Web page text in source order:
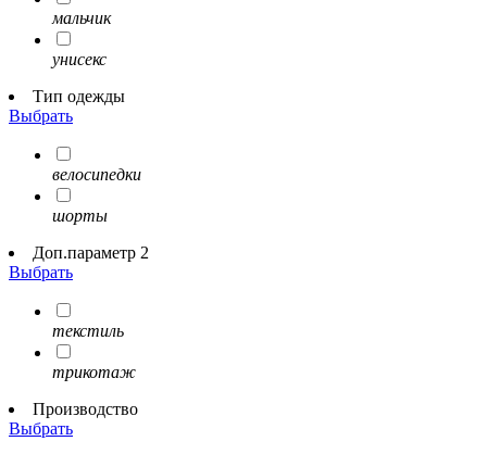
мальчик
унисекс
Тип одежды
Выбрать
велосипедки
шорты
Доп.параметр 2
Выбрать
текстиль
трикотаж
Производство
Выбрать